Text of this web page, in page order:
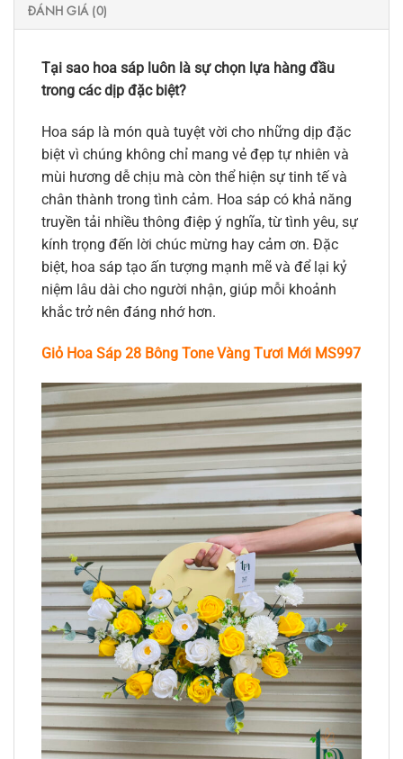
ĐÁNH GIÁ (0)
Tại sao hoa sáp luôn là sự chọn lựa hàng đầu
trong các dịp đặc biệt?
Hoa sáp là món quà tuyệt vời cho những dịp đặc
biệt vì chúng không chỉ mang vẻ đẹp tự nhiên và
mùi hương dễ chịu mà còn thể hiện sự tinh tế và
chân thành trong tình cảm. Hoa sáp có khả năng
truyền tải nhiều thông điệp ý nghĩa, từ tình yêu, sự
kính trọng đến lời chúc mừng hay cảm ơn. Đặc
biệt, hoa sáp tạo ấn tượng mạnh mẽ và để lại kỷ
niệm lâu dài cho người nhận, giúp mỗi khoảnh
khắc trở nên đáng nhớ hơn.
Giỏ Hoa Sáp 28 Bông Tone Vàng Tươi Mới MS997